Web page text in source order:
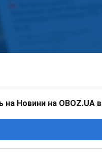
Новини на OBOZ.UA в